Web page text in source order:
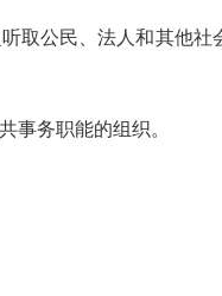
公民、法人和其他社
务职能的组织。